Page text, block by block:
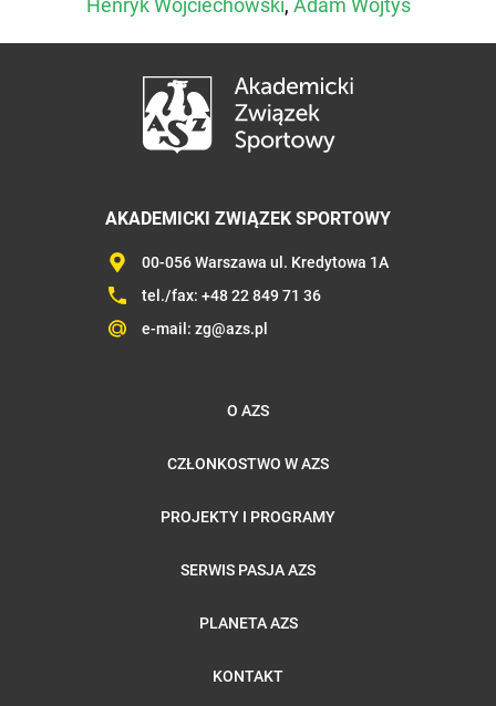
Henryk Wojciechowski, Adam Wojtyś
AKADEMICKI ZWIĄZEK SPORTOWY
00-056 Warszawa ul. Kredytowa 1A
tel./fax: +48 22 849 71 36
e-mail: zg@azs.pl
O AZS
CZŁONKOSTWO W AZS
PROJEKTY I PROGRAMY
SERWIS PASJA AZS
PLANETA AZS
KONTAKT